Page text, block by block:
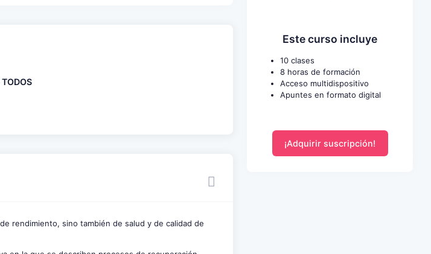
TODOS
rendimiento, sino también de salud y de calidad de
Este curso incluye
10 clases
8 horas de formación
Acceso multidispositivo
Apuntes en formato digital
¡Adquirir suscripción!